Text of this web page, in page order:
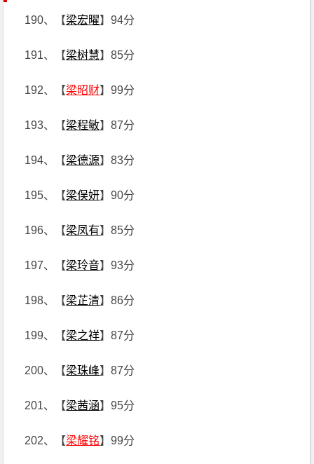
190、【梁宏曜】94分
191、【梁树慧】85分
192、【梁昭财】99分
193、【梁程敏】87分
194、【梁德源】83分
195、【梁俣妍】90分
196、【梁凤有】85分
197、【梁玲音】93分
198、【梁芷清】86分
199、【梁之祥】87分
200、【梁珠峰】87分
201、【梁茜涵】95分
202、【梁耀铭】99分